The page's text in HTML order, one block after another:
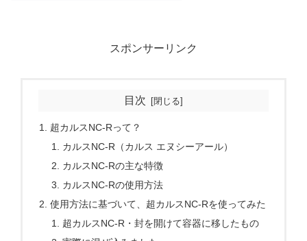
スポンサーリンク
目次
超カルスNC-Rって？
カルスNC-R（カルス エヌシーアール）
カルスNC-Rの主な特徴
カルスNC-Rの使用方法
使用方法に基づいて、超カルスNC-Rを使ってみた
超カルスNC-R・封を開けて容器に移したもの